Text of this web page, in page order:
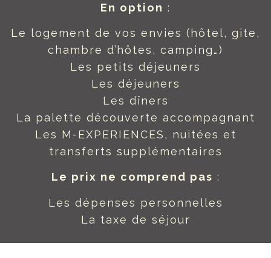
En option :
Le logement de vos envies (hôtel, gite,
chambre d’hôtes, camping…)
Les petits déjeuners
Les déjeuners
Les dîners
La palette découverte accompagnant
Les M-EXPERIENCES, nuitées et
transferts supplémentaires
Le prix ne comprend pas :
Les dépenses personnelles
La taxe de séjour